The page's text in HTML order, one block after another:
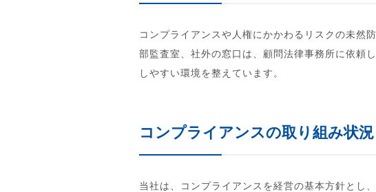
コンプライアンスや人権にかかわるリスクの未然
部監査室、社外の窓口は、顧問法律事務所に依頼
しやすい環境を整えています。
コンプライアンスの取り組み状況
当社は、コンプライアンスを経営の基本方針とし